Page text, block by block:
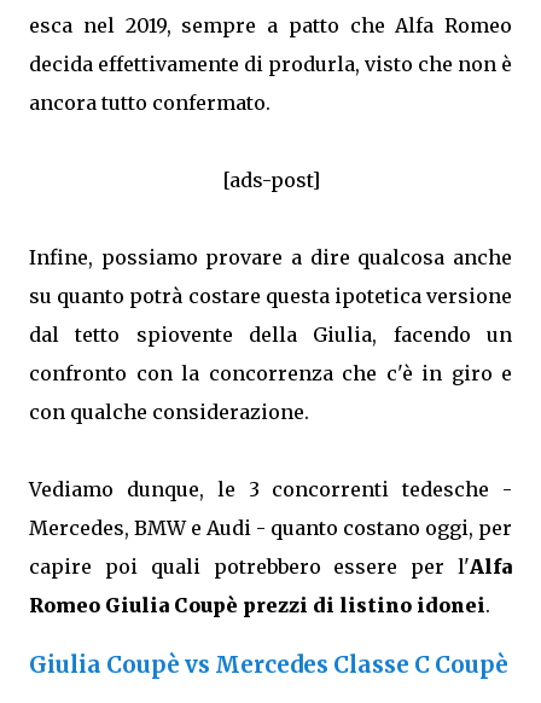
esca nel 2019, sempre a patto che Alfa Romeo
decida effettivamente di produrla, visto che non è
ancora tutto confermato.
[ads-post]
Infine, possiamo provare a dire qualcosa anche
su quanto potrà costare questa ipotetica versione
dal tetto spiovente della Giulia, facendo un
confronto con la concorrenza che c'è in giro e
con qualche considerazione.
Vediamo dunque, le 3 concorrenti tedesche -
Mercedes, BMW e Audi - quanto costano oggi, per
capire poi quali potrebbero essere per l'Alfa
Romeo Giulia Coupè prezzi di listino idonei.
Giulia Coupè vs Mercedes Classe C Coupè